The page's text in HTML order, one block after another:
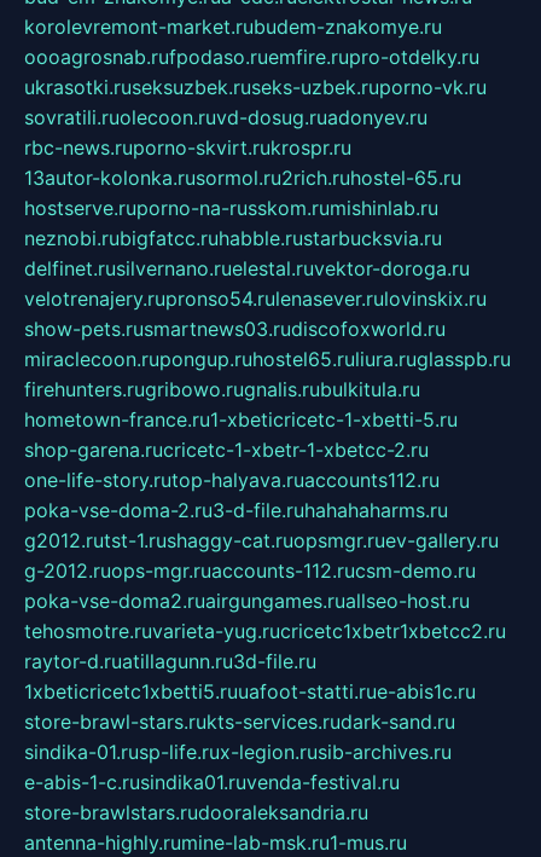
korolevremont-market.rubudem-znakomye.ru
oooagrosnab.rufpodaso.ruemfire.rupro-otdelky.ru
ukrasotki.ruseksuzbek.ruseks-uzbek.ruporno-vk.ru
sovratili.ruolecoon.ruvd-dosug.ruadonyev.ru
rbc-news.ruporno-skvirt.rukrospr.ru
13autor-kolonka.rusormol.ru2rich.ruhostel-65.ru
hostserve.ruporno-na-russkom.rumishinlab.ru
neznobi.rubigfatcc.ruhabble.rustarbucksvia.ru
delfinet.rusilvernano.ruelestal.ruvektor-doroga.ru
velotrenajery.rupronso54.rulenasever.rulovinskix.ru
show-pets.rusmartnews03.rudiscofoxworld.ru
miraclecoon.rupongup.ruhostel65.ruliura.ruglasspb.ru
firehunters.rugribowo.rugnalis.rubulkitula.ru
hometown-france.ru1-xbeticricetc-1-xbetti-5.ru
shop-garena.rucricetc-1-xbetr-1-xbetcc-2.ru
one-life-story.rutop-halyava.ruaccounts112.ru
poka-vse-doma-2.ru3-d-file.ruhahahaharms.ru
g2012.rutst-1.rushaggy-cat.ruopsmgr.ruev-gallery.ru
g-2012.ruops-mgr.ruaccounts-112.rucsm-demo.ru
poka-vse-doma2.ruairgungames.ruallseo-host.ru
tehosmotre.ruvarieta-yug.rucricetc1xbetr1xbetcc2.ru
raytor-d.ruatillagunn.ru3d-file.ru
1xbeticricetc1xbetti5.ruuafoot-statti.rue-abis1c.ru
store-brawl-stars.rukts-services.rudark-sand.ru
sindika-01.rusp-life.rux-legion.rusib-archives.ru
e-abis-1-c.rusindika01.ruvenda-festival.ru
store-brawlstars.rudooraleksandria.ru
antenna-highly.rumine-lab-msk.ru1-mus.ru